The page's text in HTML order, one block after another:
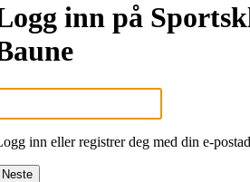
inn på
inn eller registrer deg med din e-
Neste